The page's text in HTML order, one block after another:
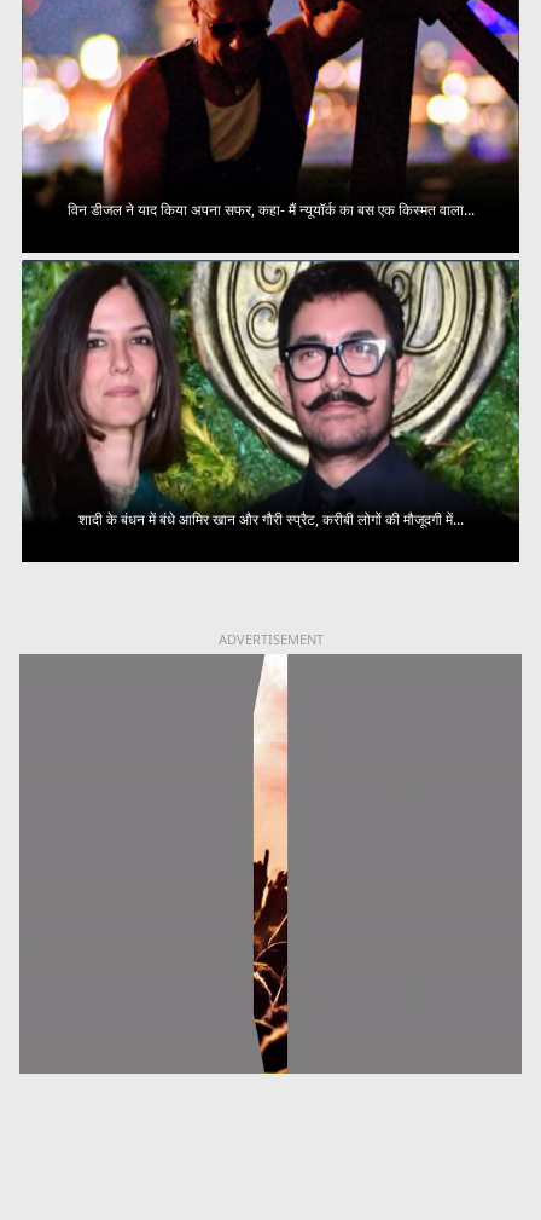
विन डीजल ने याद किया अपना सफर, कहा- मैं न्यूयॉर्क का बस एक किस्मत वाला...
शादी के बंधन में बंधे आमिर खान और गौरी स्प्रैट, करीबी लोगों की मौजूदगी में...
ADVERTISEMENT